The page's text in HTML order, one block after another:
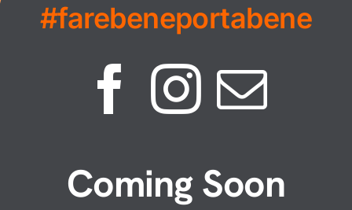
#farebeneportabene
Coming Soon